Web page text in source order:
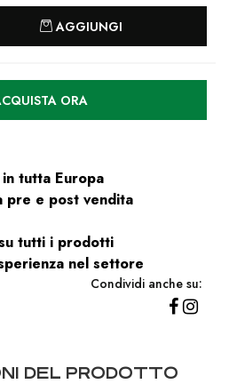
AGGIUNGI
ORA
in tutta Europa
pre e post vendita
tutti i prodotti
nel settore
Condividi anche su:
DEL PRODOTTO